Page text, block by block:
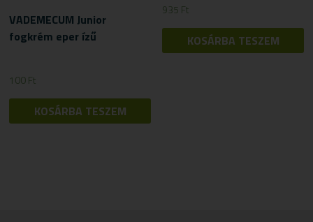
VADEMECUM Junior
fogkrém eper ízű
100Ft
KOSÁRBA TESZEM
935 Ft
KOSÁRBA TESZEM